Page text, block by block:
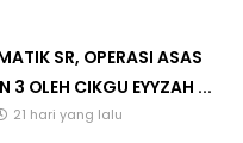
SR, OPERASI ASAS
3 OLEH CIKGU EYYZAH ...
21 hari yang lalu